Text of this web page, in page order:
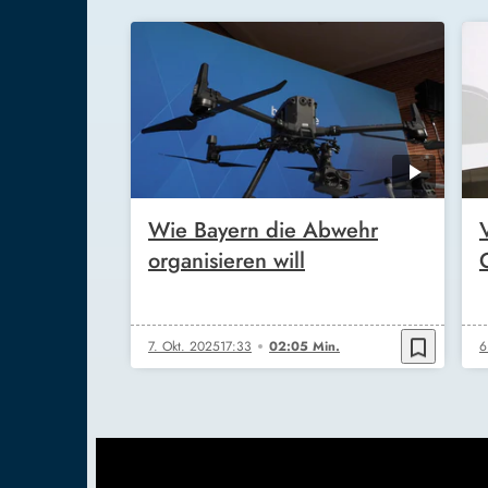
Wie Bayern die Abwehr
organisieren will
7. Okt. 202517:33 02:05 Min. bookmark_border